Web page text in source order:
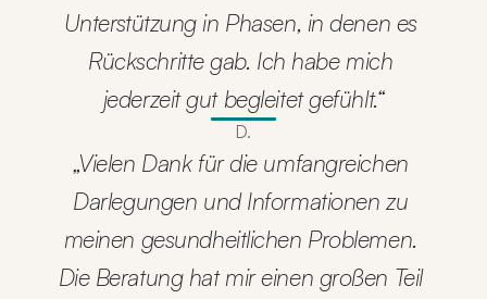
Unterstützung in Phasen, in denen es
Rückschritte gab. Ich habe mich
jederzeit gut begleitet gefühlt.“
D.
„Vielen Dank für die umfangreichen
Darlegungen und Informationen zu
meinen gesundheitlichen Problemen.
Die Beratung hat mir einen großen Teil